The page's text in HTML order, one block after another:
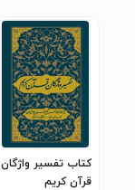
کتاب تفسیر واژگان
قرآن کریم